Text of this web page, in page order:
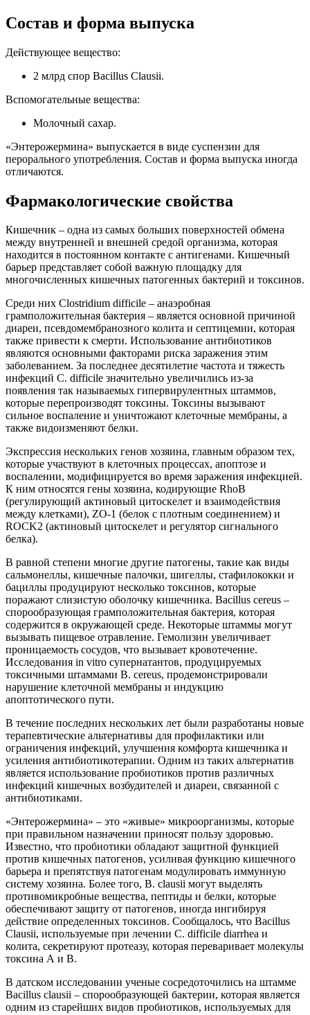
Состав и форма выпуска
Действующее вещество:
2 млрд спор Bacillus Clausii.
Вспомогательные вещества:
Молочный сахар.
«Энтерожермина» выпускается в виде суспензии для
перорального употребления. Состав и форма выпуска иногда
отличаются.
Фармакологические свойства
Кишечник – одна из самых больших поверхностей обмена
между внутренней и внешней средой организма, которая
находится в постоянном контакте с антигенами. Кишечный
барьер представляет собой важную площадку для
многочисленных кишечных патогенных бактерий и токсинов.
Среди них Clostridium difficile – анаэробная
грамположительная бактерия – является основной причиной
диареи, псевдомембранозного колита и септицемии, которая
также привести к смерти. Использование антибиотиков
являются основными факторами риска заражения этим
заболеванием. За последнее десятилетие частота и тяжесть
инфекций C. difficile значительно увеличились из-за
появления так называемых гипервирулентных штаммов,
которые перепроизводят токсины. Токсины вызывают
сильное воспаление и уничтожают клеточные мембраны, а
также видоизменяют белки.
Экспрессия нескольких генов хозяина, главным образом тех,
которые участвуют в клеточных процессах, апоптозе и
воспалении, модифицируется во время заражения инфекцией.
К ним относятся гены хозяина, кодирующие RhoB
(регулирующий актиновый цитоскелет и взаимодействия
между клетками), ZO-1 (белок с плотным соединением) и
ROCK2 (актиновый цитоскелет и регулятор сигнального
белка).
В равной степени многие другие патогены, такие как виды
сальмонеллы, кишечные палочки, шигеллы, стафилококки и
бациллы продуцируют несколько токсинов, которые
поражают слизистую оболочку кишечника. Bacillus cereus –
спорообразующая грамположительная бактерия, которая
содержится в окружающей среде. Некоторые штаммы могут
вызывать пищевое отравление. Гемолизин увеличивает
проницаемость сосудов, что вызывает кровотечение.
Исследования in vitro супернатантов, продуцируемых
токсичными штаммами B. cereus, продемонстрировали
нарушение клеточной мембраны и индукцию
апоптотического пути.
В течение последних нескольких лет были разработаны новые
терапевтические альтернативы для профилактики или
ограничения инфекций, улучшения комфорта кишечника и
усиления антибиотикотерапии. Одним из таких альтернатив
является использование пробиотиков против различных
инфекций кишечных возбудителей и диареи, связанной с
антибиотиками.
«Энтерожермина» – это «живые» микроорганизмы, которые
при правильном назначении приносят пользу здоровью.
Известно, что пробиотики обладают защитной функцией
против кишечных патогенов, усиливая функцию кишечного
барьера и препятствуя патогенам модулировать иммунную
систему хозяина. Более того, B. clausii могут выделять
противомикробные вещества, пептиды и белки, которые
обеспечивают защиту от патогенов, иногда ингибируя
действие определенных токсинов. Сообщалось, что Bacillus
Clausii, используемые при лечении C. difficile diarrhea и
колита, секретируют протеазу, которая переваривает молекулы
токсина А и В.
В датском исследовании ученые сосредоточились на штамме
Bacillus clausii – спорообразующей бактерии, которая является
одним из старейших видов пробиотиков, используемых для